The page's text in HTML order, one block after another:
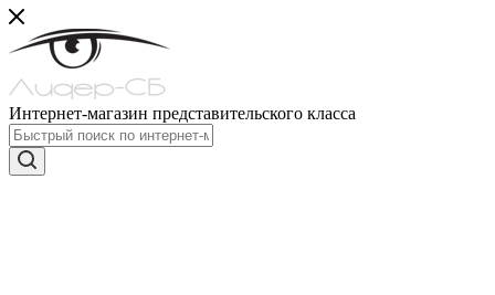
Интернет-магазин представительского класса